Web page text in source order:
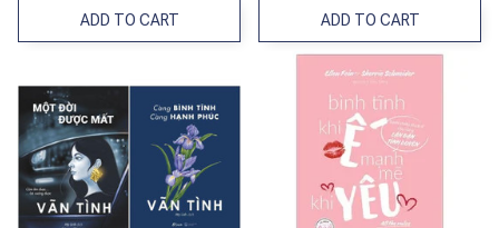
ADD TO CART ADD TO CART